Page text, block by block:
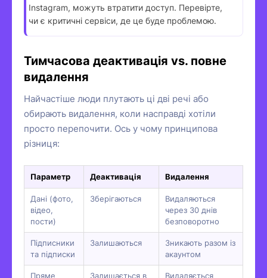
Instagram, можуть втратити доступ. Перевірте,
чи є критичні сервіси, де це буде проблемою.
Тимчасова деактивація vs. повне
видалення
Найчастіше люди плутають ці дві речі або
обирають видалення, коли насправді хотіли
просто перепочити. Ось у чому принципова
різниця:
Параметр Деактивація Видалення
Дані (фото,
відео,
пости)
Зберігаються
Видаляються
через 30 днів
безповоротно
Підписники
та підписки
Залишаються
Зникають разом із
акаунтом
Пряме Залишається в Видаляється